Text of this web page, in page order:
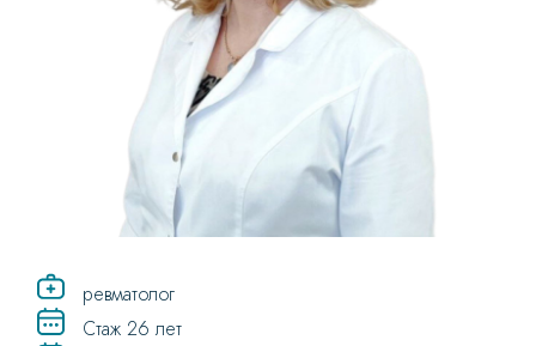
ревматолог
Стаж 26 лет